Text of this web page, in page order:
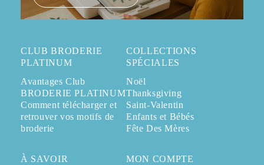
CLUB BRODERIE
PLATINUM
Avantages Club
BRODERIE PLATINUM
Comment télécharger et
retrouver vos motifs de
broderie
COLLECTIONS
SPÉCIALES
Noël
Thanksgiving
Saint-Valentin
Enfants et Bébés
Fête Des Mères
À SAVOIR
MON COMPTE